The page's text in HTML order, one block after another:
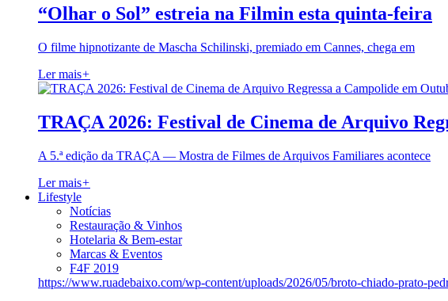
“Olhar o Sol” estreia na Filmin esta quinta-feira
O filme hipnotizante de Mascha Schilinski, premiado em Cannes, chega em
Ler mais+
TRAÇA 2026: Festival de Cinema de Arquivo
A 5.ª edição da TRAÇA — Mostra de Filmes de Arquivos Familiares acontece
Ler mais+
Lifestyle
Notícias
Restauração & Vinhos
Hotelaria & Bem-estar
Marcas & Eventos
F4F 2019
https://www.ruadebaixo.com/wp-content/uploads/2026/05/broto-chiado-prato-